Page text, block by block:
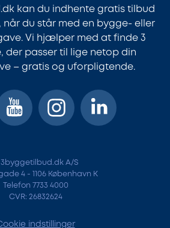
kan du indhente gratis tilbud
du står med en bygge- eller
Vi hjælper med at finde 3
der passer til lige netop din
– gratis og uforpligtende.
A/S
4 - 1106 København K
Telefon 7733 4000
CVR: 26832624
indstillinger